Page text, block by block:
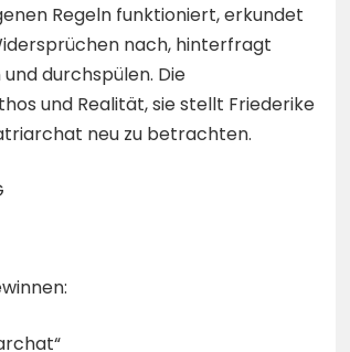
Regeln funktioniert, erkundet
nach, hinterfragt
durchspülen. Die
und Realität, sie stellt Friederike
neu zu betrachten.